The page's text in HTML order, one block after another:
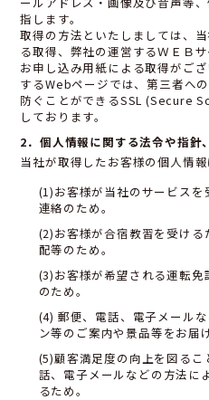
指します。
取得の方法といたしましては、
る取得、弊社の運営するＷＥＢ
お申し込み用紙による取得がご
するWebページでは、第三者へ
防ぐことができるSSL (Secure
しております。
2．個人情報に関する法令や指針
当社が取得したお客様の個人情
(1)お客様が当社のサービス
連絡のため。
(2)お客様が合宿教習を受け
配等のため。
(3)お客様が希望される運転
のため。
(4) 郵便、電話、電子メール
ン等のご案内や景品等をお届
(5)顧客満足度の向上を図るこ
話、電子メールなどの方法に
るため。